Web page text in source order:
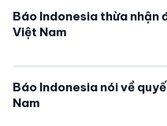
Báo Indonesia thừa nhận
Việt Nam
Báo Indonesia nói về
Nam